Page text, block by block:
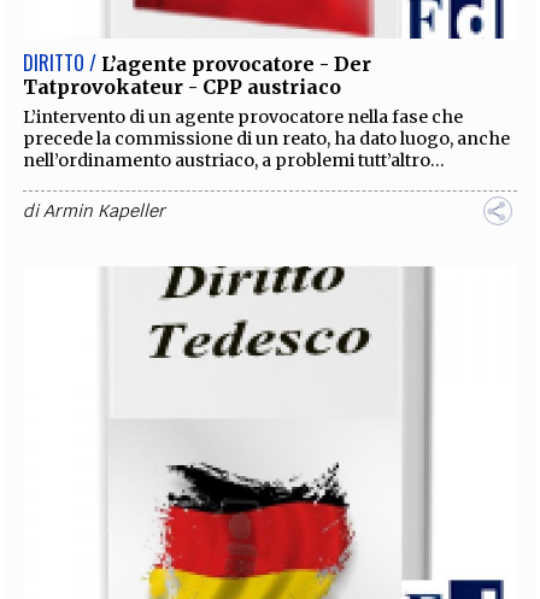
DIRITTO / L’agente provocatore - Der
Tatprovokateur - CPP austriaco
L’intervento di un agente provocatore nella fase che
precede la commissione di un reato, ha dato luogo, anche
nell’ordinamento austriaco, a problemi tutt’altro...
diArmin Kapeller